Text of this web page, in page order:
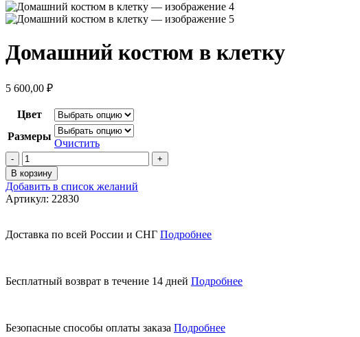
Домашний костюм в клетку
5 600,00 ₽
Цвет
Размеры
Очистить
Количество
товара
Домашний
костюм
в
В корзину
Добавить в список желаний
Артикул: 22830
Доставка по всей России и СНГ Подробнее
Бесплатный возврат в течение 14 дней Подробнее
Безопасные способы оплаты заказа Подробнее